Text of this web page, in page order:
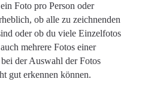
Foto pro Person oder
ob alle zu zeichnenden
oder ob du viele Einzelfotos
mehrere Fotos einer
der Auswahl der Fotos
gut erkennen können.